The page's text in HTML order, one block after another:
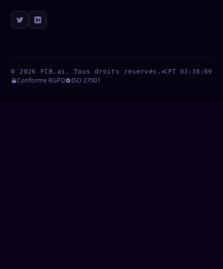
© 2026 FCB.ai.Tous droits réservés. CPT 03:38:09
Conforme RGPD ISO 27001